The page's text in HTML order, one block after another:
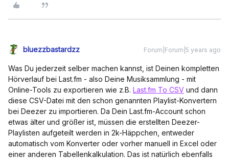
bluezzbastardzz Forum|Forum|5 years ago
Was Du jederzeit selber machen kannst, ist Deinen kompletten
Hörverlauf bei Last.fm - also Deine Musiksammlung - mit
Online-Tools zu exportieren wie z.B. Last.fm To CSV und dann
diese CSV-Datei mit den schon genannten Playlist-Konvertern
bei Deezer zu importieren. Da Dein Last.fm-Account schon
etwas älter und größer ist, müssen die erstellten Deezer-
Playlisten aufgeteilt werden in 2k-Häppchen, entweder
automatisch vom Konverter oder vorher manuell in Excel oder
einer anderen Tabellenkalkulation. Das ist natürlich ebenfalls